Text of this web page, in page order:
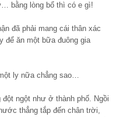
bằng lòng bổ thì có e gì!
đã phải mang cái thân xác
để ăn một bữa đuông gia
ly nữa chẳng sao…
ngột như ở thành phố. Ngồi
thẳng tắp đến chân trời,